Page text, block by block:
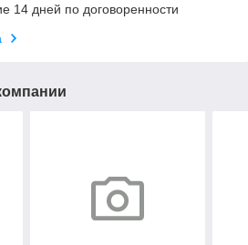
14 дней по договоренности